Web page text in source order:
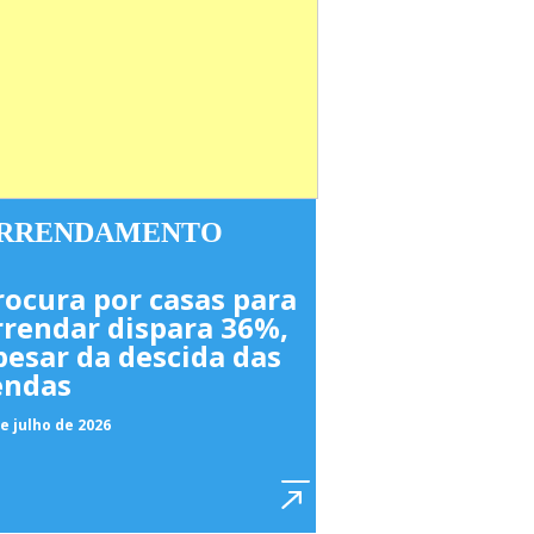
por casas para
dispara 36%,
da descida das
julho de 2026